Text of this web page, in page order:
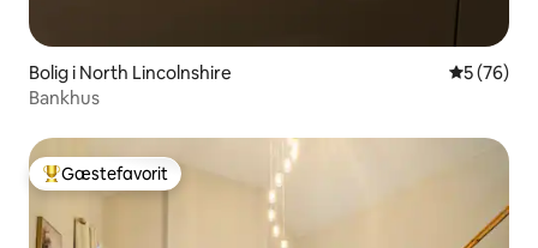
Bolig i North Lincolnshire 5 ud af 5 i
5 (76)
Bankhus
Bedste gæstefavorit
Gæstefavorit